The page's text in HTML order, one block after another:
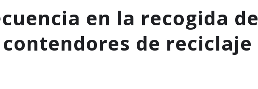
en la recogida de
de reciclaje